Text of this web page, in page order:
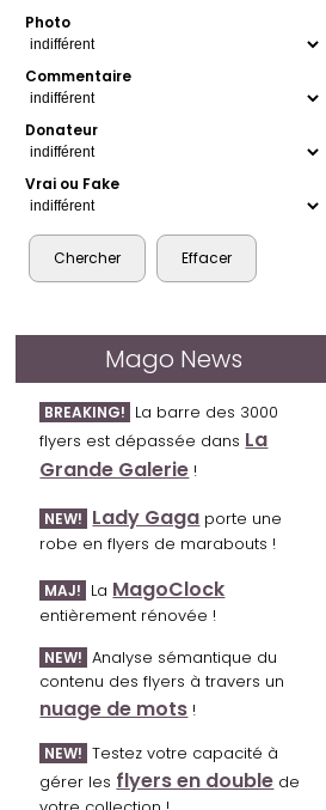
Photo
Commentaire
Donateur
Vrai ou Fake
Mago News
BREAKING! La barre des 3000
flyers est dépassée dans La
Grande Galerie !
NEW! Lady Gaga porte une
robe en flyers de marabouts !
MAJ! La MagoClock
entièrement rénovée !
NEW! Analyse sémantique du
contenu des flyers à travers un
nuage de mots !
NEW! Testez votre capacité à
gérer les flyers en double de